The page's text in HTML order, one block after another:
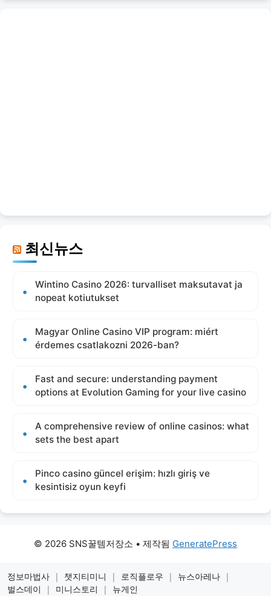
최신뉴스
Wintino Casino 2026: turvalliset maksutavat ja
nopeat kotiutukset
Magyar Online Casino VIP program: miért
érdemes csatlakozni 2026-ban?
Fast and secure: understanding payment
options at Evolution Gaming for your live casino
A comprehensive review of online casinos: what
sets the best apart
Pinco casino güncel erişim: hızlı giriş ve
kesintisiz oyun keyfi
© 2026 SNS꿀템저장소 • 제작됨 GeneratePress
정보마법사 | 챗지티미니 | 로직플로우 | 뉴스아레나 |
벌스데이
| 미니스토리 | 뉴게인